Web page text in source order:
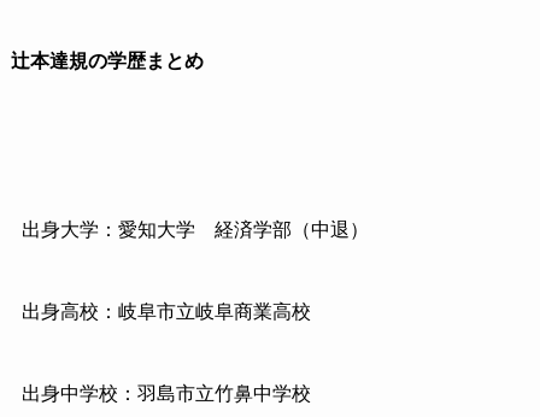
辻本達規の学歴まとめ
出身大学：愛知大学 経済学部（中退）
出身高校：岐阜市立岐阜商業高校
出身中学校：羽島市立竹鼻中学校